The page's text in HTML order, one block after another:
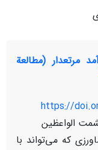
مرتعدار (مطالعة
https://
الواعظین
که می‌تواند با